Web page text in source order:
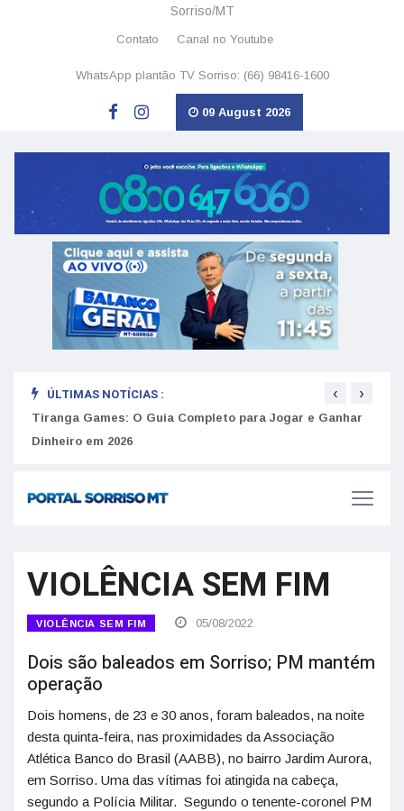
Sorriso/MT
Contato Canal no Youtube
WhatsApp plantão TV Sorriso: (66) 98416-1600
09 August 2026
ÚLTIMAS NOTÍCIAS :
Tiranga Games: O Guia Completo para Jogar e Ganhar
Golpes do arrendamento em Portugal: Como identificar
anúncios falsos de moradia na internet
‹ ›
VIOLÊNCIA SEM FIM
VIOLÊNCIA SEM FIM 05/08/2022
Dois são baleados em Sorriso; PM mantém
operação
Dois homens, de 23 e 30 anos, foram baleados, na noite
desta quinta-feira, nas proximidades da Associação
Atlética Banco do Brasil (AABB), no bairro Jardim Aurora,
em Sorriso. Uma das vítimas foi atingida na cabeça,
segundo a Polícia Militar. Segundo o tenente-coronel PM